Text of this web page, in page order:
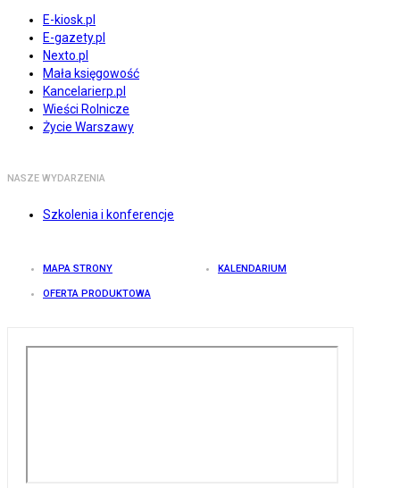
E-kiosk.pl
E-gazety.pl
Nexto.pl
Mała księgowość
Kancelarierp.pl
Wieści Rolnicze
Życie Warszawy
NASZE WYDARZENIA
Szkolenia i konferencje
MAPA STRONY KALENDARIUM
OFERTA PRODUKTOWA